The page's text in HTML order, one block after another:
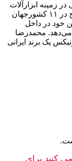
زمینه ابزارآلات
صنعتی،با انتخاب بیش از ۵۰۰ تولیدکننده مطرح در ۱۱ کشورجهان
خود در داخل
می‌دهد. محمدرضا
یک برند ایرانی
کنید برای